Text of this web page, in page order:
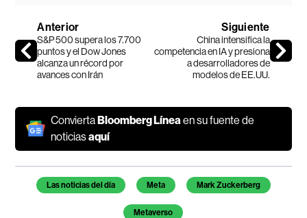
Anterior
S&P 500 supera los 7.700
puntos y el Dow Jones
alcanza un récord por
avances con Irán
Siguiente
China intensifica la
competencia en IA y presiona
a desarrolladores de
modelos de EE.UU.
ConviertaBloomberg Línea en su fuente de
noticiasaquí
Temas de este artículo
Las noticias del día Meta Mark Zuckerberg
Metaverso